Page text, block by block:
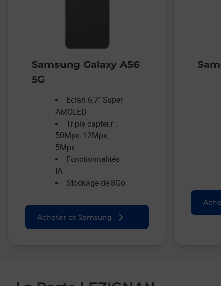
Samsung Galaxy A56
5G
Ecran 6,7’’ Super
AMOLED
Triple capteur :
50Mpx, 12Mpx,
5Mpx
Fonctionnalités
IA
Stockage de 8Go
Acheter ce Samsung